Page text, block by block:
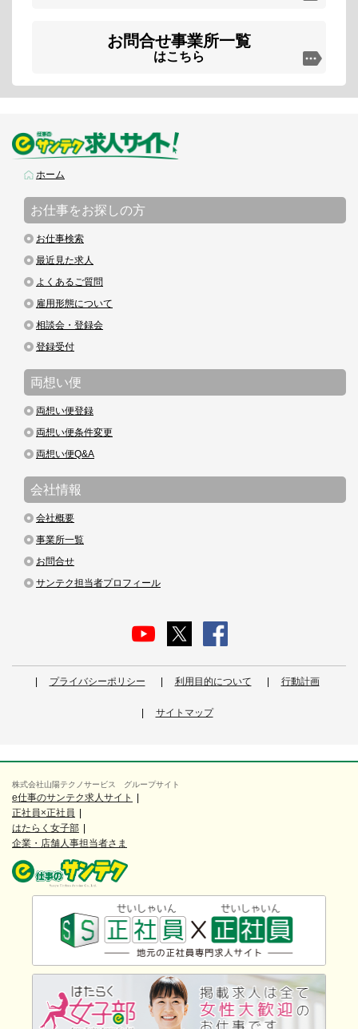
お問合せ事業所一覧
はこちら
ホーム
お仕事をお探しの方
お仕事検索
最近見た求人
よくあるご質問
雇用形態について
相談会・登録会
登録受付
両想い便
両想い便登録
両想い便条件変更
両想い便Q&A
会社情報
会社概要
事業所一覧
お問合せ
サンテク担当者プロフィール
プライバシーポリシー 利用目的について 行動計画
サイトマップ
株式会社山陽テクノサービス グループサイト
e仕事のサンテク求人サイト
正社員×正社員
はたらく女子部
企業・店舗人事担当者さま